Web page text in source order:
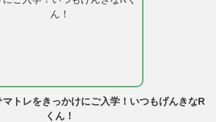
トレをきっかけにご入学！いつもげんきなR
くん！